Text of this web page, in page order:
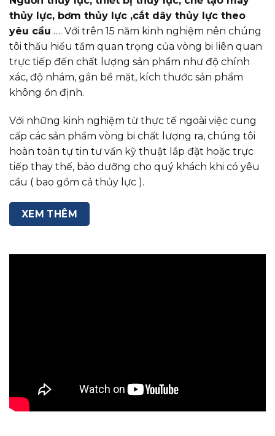
thủy lực, bơm thủy lực ,cắt dây thủy lực theo
yêu cầu …. Với trên 15 năm kinh nghiệm nên chúng
tôi thấu hiểu tầm quan trọng của vòng bi liên quan
trực tiếp đến chất lượng sản phẩm như độ chính
xác, độ nhám, gắn bề mặt, kích thước sản phẩm
không ổn định.
Với những kinh nghiệm từ thực tế ngoài việc cung
cấp các sản phẩm vòng bi chất lượng ra, chúng tôi
hoàn toàn tự tin tư vấn kỹ thuật lắp đặt hoặc trực
tiếp thay thế, bảo dưỡng cho quý khách khi có yêu
cầu ( bao gồm cả thủy lực ).
XEM THÊM